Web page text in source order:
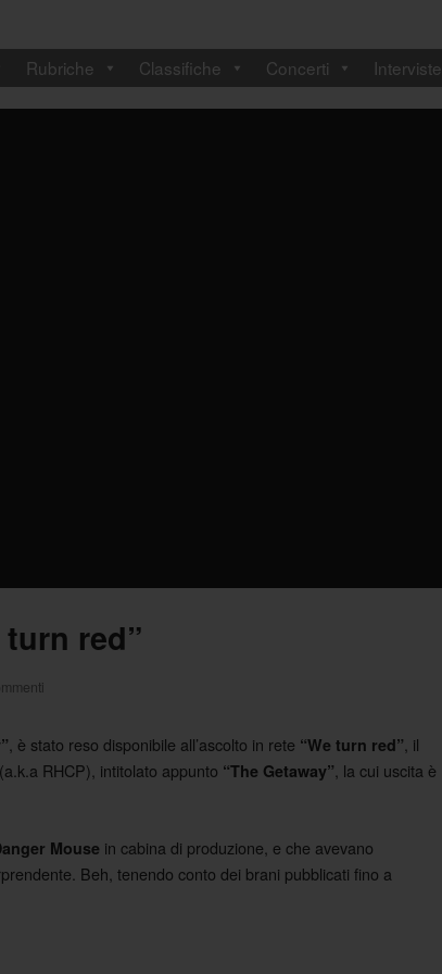
Rubriche Classifiche Concerti Interviste
red”
, è stato reso disponibile all’ascolto in rete “We turn red” , il
(a.k.a RHCP), intitolato appunto “The Getaway” , la cui uscita è
Mouse in cabina di produzione, e che avevano
Beh, tenendo conto dei brani pubblicati fino a